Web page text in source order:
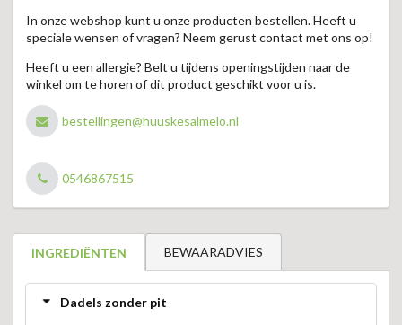
In onze webshop kunt u onze producten bestellen. Heeft u
speciale wensen of vragen? Neem gerust contact met ons op!
Heeft u een allergie? Belt u tijdens openingstijden naar de
winkel om te horen of dit product geschikt voor u is.
bestellingen@huuskesalmelo.nl
0546867515
INGREDIËNTEN BEWAARADVIES
Dadels zonder pit